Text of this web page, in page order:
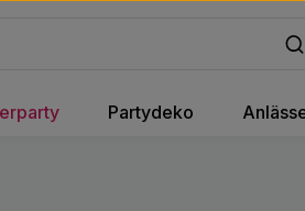
Partydeko